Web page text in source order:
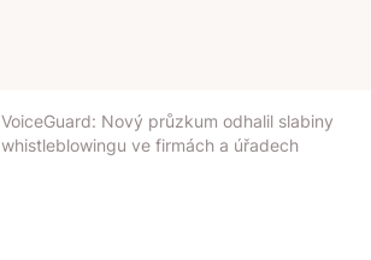
VoiceGuard: Nový průzkum odhalil slabiny
whistleblowingu ve firmách a úřadech